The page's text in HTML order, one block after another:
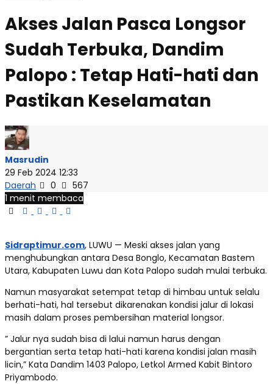
Akses Jalan Pasca Longsor
Sudah Terbuka, Dandim
Palopo : Tetap Hati-hati dan
Pastikan Keselamatan
Masrudin
29 Feb 2024 12:33
Daerah
0
567
1 menit membaca
Sidraptimur.com, LUWU — Meski akses jalan yang
menghubungkan antara Desa Bonglo, Kecamatan Bastem
Utara, Kabupaten Luwu dan Kota Palopo sudah mulai terbuka.
Namun masyarakat setempat tetap di himbau untuk selalu
berhati-hati, hal tersebut dikarenakan kondisi jalur di lokasi
masih dalam proses pembersihan material longsor.
” Jalur nya sudah bisa di lalui namun harus dengan
bergantian serta tetap hati-hati karena kondisi jalan masih
licin,” Kata Dandim 1403 Palopo, Letkol Armed Kabit Bintoro
Priyambodo.